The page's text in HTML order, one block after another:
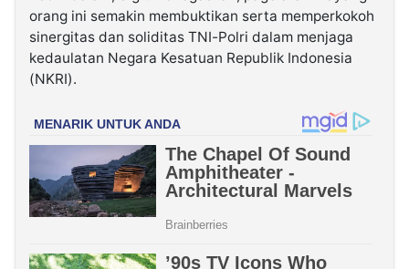
orang ini semakin membuktikan serta memperkokoh
sinergitas dan soliditas TNI-Polri dalam menjaga
kedaulatan Negara Kesatuan Republik Indonesia
(NKRI).